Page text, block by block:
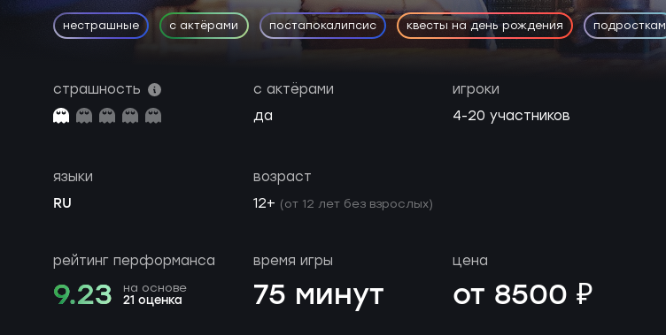
нестрашные с актёрами постапокалипсис квесты на день рождения подросткам
страшность
с актёрами
да
игроки
4-20 участников
языки
RU
возраст
12+ (от 12 лет без взрослых)
рейтинг перформанса
9.23 на основе
21 оценка
время игры
75 минут
цена
от 8500 ₽